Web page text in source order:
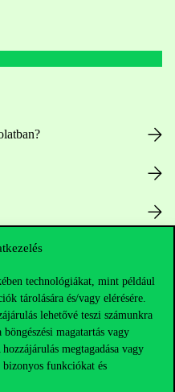
technológiákat, mint például
tárolására és/vagy elérésére.
lehetővé teszi számunkra
magatartás vagy
megtagadása vagy
bizonyos funkciókat és